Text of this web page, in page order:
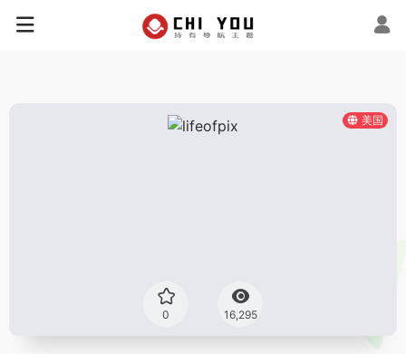
美国
0 16,295